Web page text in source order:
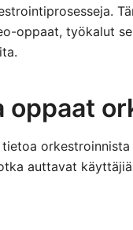
oppaat, työkalut
oppaat
auttavat